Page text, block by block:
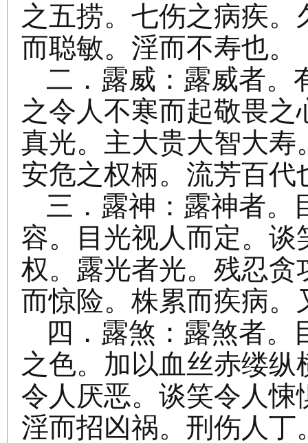
之五捞。七伤之病疾
而聪敏。淫而不寿也。
二．露威：露威者。
之令人不寒而起敬畏
真光。主大贵大智大
安危之权柄。流芳百代
三．露神：露神者。
容。目光视人而定。
权。露光者光。残忍
而惊险。株累而疾病
四．露煞：露煞者。
之色。加以血丝赤缕
令人厌恶。谈笑令人
淫而招凶祸。刑伤人